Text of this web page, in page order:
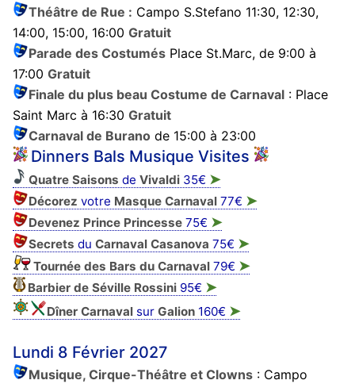
Théâtre de Rue : Campo S.Stefano 11:30, 12:30,
14:00, 15:00, 16:00 Gratuit
Parade des CostumésPlace St.Marc, de 9:00 à
17:00 Gratuit
Finale du plus beau Costume de Carnaval: Place
Saint Marc à 16:30 Gratuit
Carnaval de Buranode 15:00 à 23:00
Dinners Bals Musique Visites
Quatre Saisons de Vivaldi35€ ➤
Décorez votre Masque Carnaval77€ ➤
Devenez Prince Princesse75€ ➤
Secrets du Carnaval Casanova 75€ ➤
Tournée des Bars du Carnaval79€ ➤
Barbier de Séville Rossini95€ ➤
Dîner Carnavalsur Galion160€ ➤
Lundi 8 Février 2027
Musique, Cirque-Théâtre et Clowns: Campo